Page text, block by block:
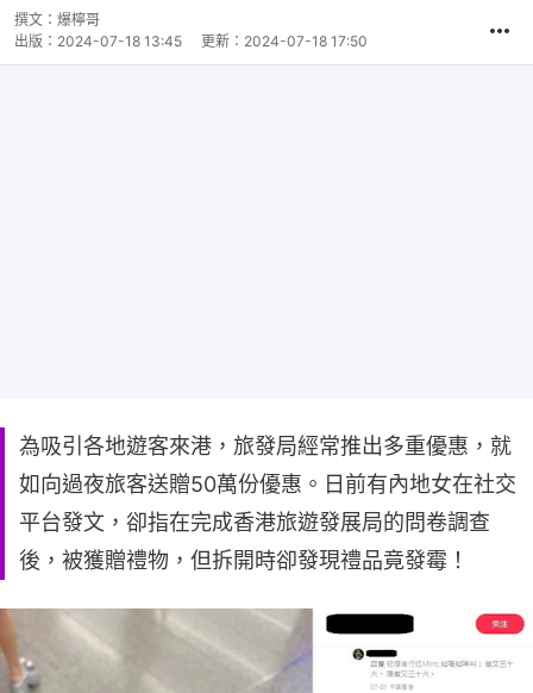
撰文： 爆檸哥
出版： 2024-07-18 13:45 更新： 2024-07-18 17:50
為吸引各地遊客來港，旅發局經常推出多重優惠，就
如向過夜旅客送贈50萬份優惠。日前有內地女在社交
平台發文，卻指在完成香港旅遊發展局的問卷調查
後，被獲贈禮物，但拆開時卻發現禮品竟發霉！